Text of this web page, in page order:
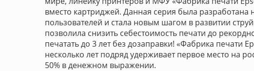
вместо картриджей. Данная серия была разработана
пользователей и стала новым шагом в развитии
позволила снизить себестоимость печати до
печатать до 3 лет без дозаправки! «Фабрика печати
несколько лет подряд удерживает первое место на
50% в денежном выражении.